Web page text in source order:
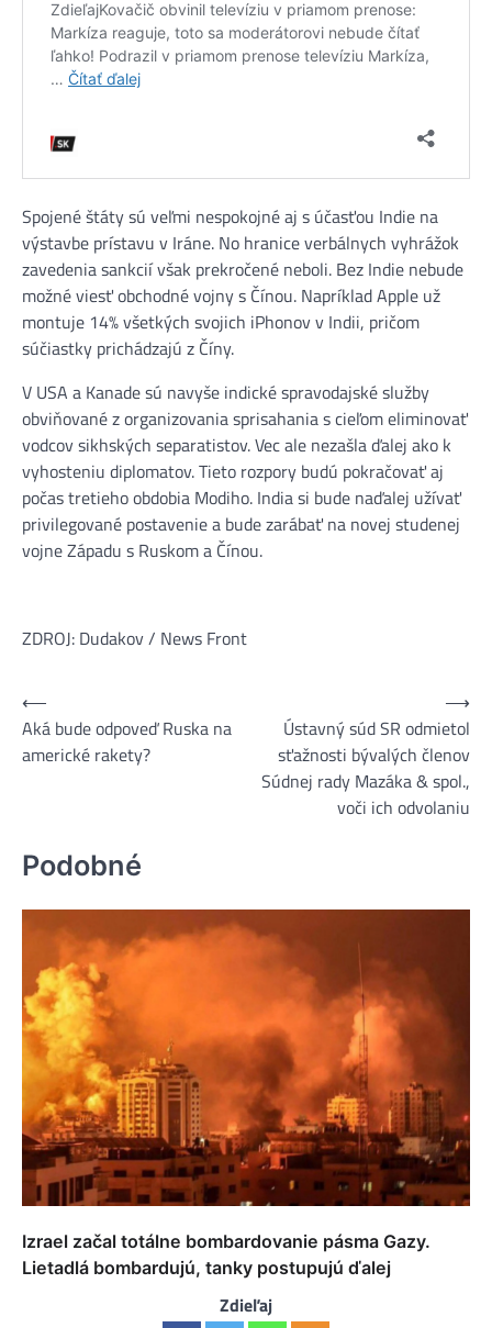
Spojené štáty sú veľmi nespokojné aj s účasťou Indie na
výstavbe prístavu v Iráne. No hranice verbálnych vyhrážok
zavedenia sankcií však prekročené neboli. Bez Indie nebude
možné viesť obchodné vojny s Čínou. Napríklad Apple už
montuje 14% všetkých svojich iPhonov v Indii, pričom
súčiastky prichádzajú z Číny.
V USA a Kanade sú navyše indické spravodajské služby
obviňované z organizovania sprisahania s cieľom eliminovať
vodcov sikhských separatistov. Vec ale nezašla ďalej ako k
vyhosteniu diplomatov. Tieto rozpory budú pokračovať aj
počas tretieho obdobia Modiho. India si bude naďalej užívať
privilegované postavenie a bude zarábať na novej studenej
vojne Západu s Ruskom a Čínou.
ZDROJ: Dudakov / News Front
Navigácia
v
⟵
Aká bude odpoveď Ruska na
americké rakety?
Ústavný súd SR odmietol
sťažnosti bývalých členov
Súdnej rady Mazáka & spol.,
voči ich odvolaniu
⟶
Podobné
Izrael začal totálne bombardovanie pásma Gazy.
Lietadlá bombardujú, tanky postupujú ďalej
Zdieľaj